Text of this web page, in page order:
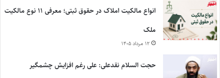
انواع مالکیت املاک در حقوق ثبتی؛ معرفی ۱۱ نوع مالکیت
ملک
۱۲ مرداد ۱۴۰۵
حجت السلام نقدعلی: علی رغم افزایش چشمگیر